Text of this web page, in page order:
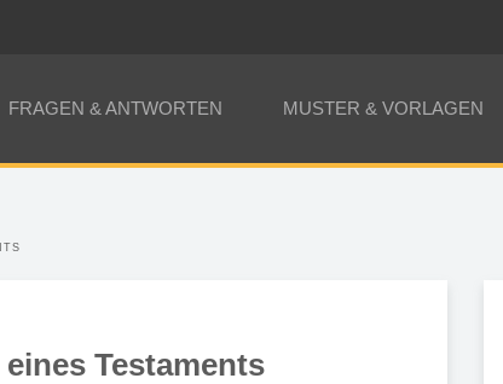
FRAGEN & ANTWORTEN MUSTER & VORLAGEN
Testaments